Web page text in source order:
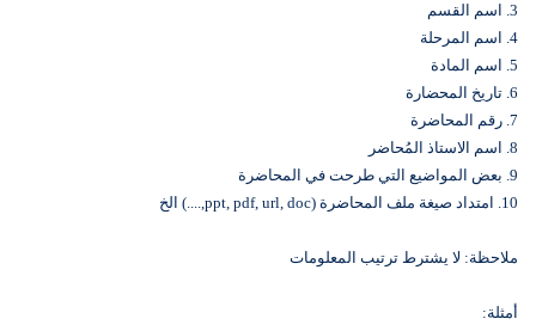
3. اسم القسم
4. اسم المرحلة
5. اسم المادة
6. تاريخ المحضارة
7. رقم المحاضرة
8. اسم الاستاذ المُحاضر
9. بعض المواضيع التي طرحت في المحاضرة
10. امتداد صيغة ملف المحاضرة (ppt, pdf, url, doc,....) الخ
ملاحظة: لا يشترط ترتيب المعلومات
أمثلة: